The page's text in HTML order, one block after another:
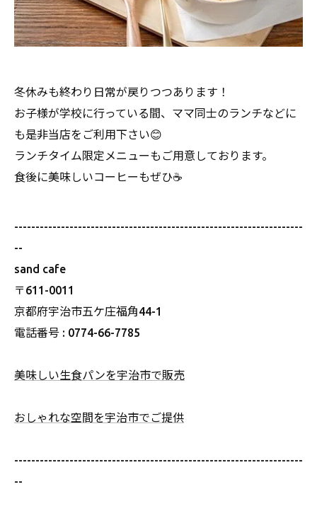
冬休みも終わり日常が戻りつつあります！
お子様が学校に行っている間、ママ同士のランチなどに
も是非当店をご利用下さい😊
ランチタイム限定メニューもご用意しております。
食後に美味しいコーヒーもぜひ☕️
--------------------------------------------------------------------
--
sand cafe
〒611-0011
京都府宇治市五ケ庄福角44-1
電話番号 : 0774-66-7785
美味しい生食パンを宇治市で販売
おしゃれな空間を宇治市でご提供
--------------------------------------------------------------------
--